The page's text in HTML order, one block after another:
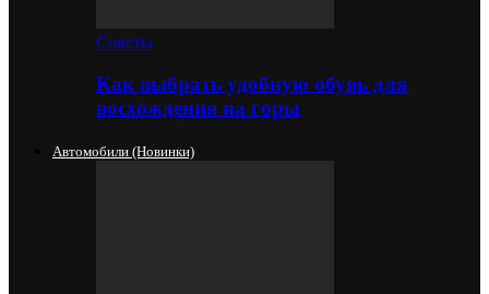
Советы
Как выбрать удобную обувь для
восхождения на горы
Автомобили (новинки)